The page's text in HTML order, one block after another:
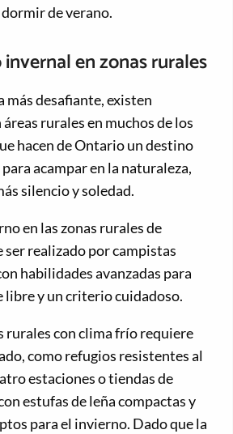
dormir de verano.
en zonas rurales
más desafiante, existen
rurales en muchos de los
hacen de Ontario un destino
acampar en la naturaleza,
silencio y soledad.
en las zonas rurales de
realizado por campistas
habilidades avanzadas para
libre y un criterio cuidadoso.
rurales con clima frío requiere
como refugios resistentes al
estaciones o tiendas de
estufas de leña compactas y
para el invierno. Dado que la